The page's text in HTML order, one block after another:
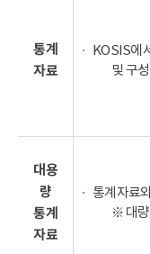
통계
자료
KOSIS에
및 구
대용
량
통계
자료
통계자료
※ 대량